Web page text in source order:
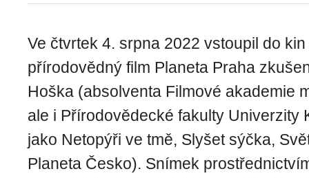
Ve čtvrtek 4. srpna 2022 vstoupil do
přírodovědný film Planeta Praha
Hoška (absolventa Filmové akademie
ale i Přírodovědecké fakulty Univerzity
jako Netopýři ve tmě, Slyšet sýčka,
Planeta Česko). Snímek